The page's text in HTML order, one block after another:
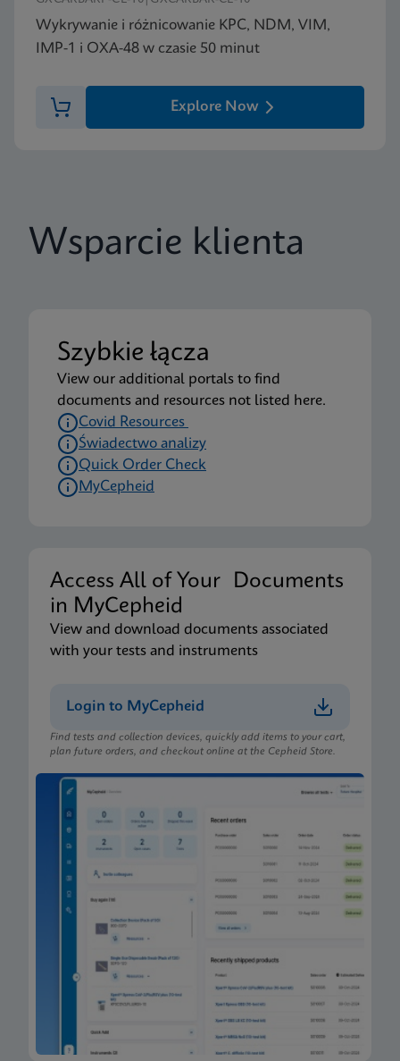
Wykrywanie i różnicowanie KPC, NDM, VIM,
IMP-1 i OXA-48 w czasie 50 minut
Explore Now
Wsparcie klienta
Szybkie łącza
View our additional portals to find
documents and resources not listed here.
Covid Resources
Świadectwo analizy
Quick Order Check
MyCepheid
Access All of Your Documents
in MyCepheid
View and download documents associated
with your tests and instruments
Login to MyCepheid
Find tests and collection devices, quickly add items to your cart,
plan future orders, and checkout online at the Cepheid Store.